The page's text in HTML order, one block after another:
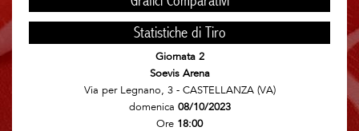
Statistiche di Tiro
Giornata 2
Soevis Arena
Via per Legnano, 3 - CASTELLANZA (VA)
domenica 08/10/2023
Ore 18:00